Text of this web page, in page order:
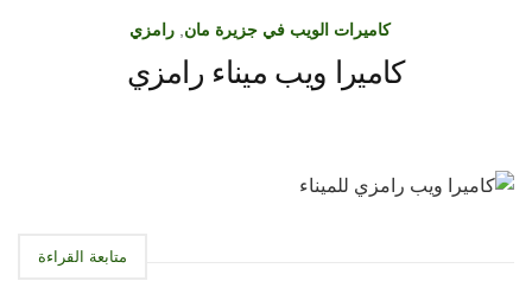
كاميرات الويب في جزيرة مان, رامزي
كاميرا ويب ميناء رامزي
متابعة القراءة